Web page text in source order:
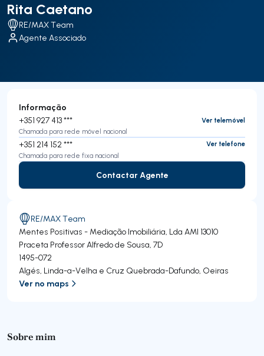
Rita Caetano
RE/MAX Team
Agente Associado
Sobre mim
Informação
+351 927 413 ***
Ver telemóvel
Chamada para rede móvel nacional
+351 214 152 ***
Ver telefone
Chamada para rede fixa nacional
Contactar Agente
Contactar Agente
RE/MAX Team
Mentes Positivas - Mediação Imobiliária, Lda AMI 13010
Praceta Professor Alfredo de Sousa, 7D
1495-072
Algés, Linda-a-Velha e Cruz Quebrada-Dafundo, Oeiras
Ver no maps